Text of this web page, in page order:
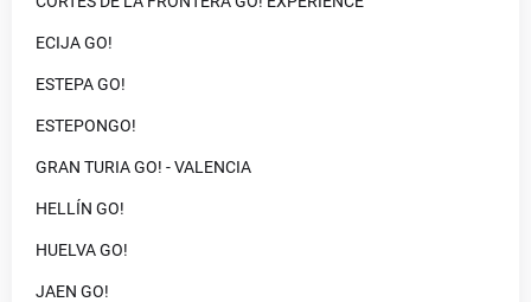
ECIJA GO!
ESTEPA GO!
ESTEPONGO!
GRAN TURIA GO! - VALENCIA
HELLÍN GO!
HUELVA GO!
JAEN GO!